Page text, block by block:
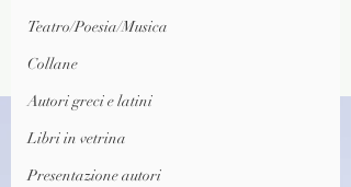
Teatro/Poesia/Musica
Collane
Autori greci e latini
Libri in vetrina
Presentazione autori